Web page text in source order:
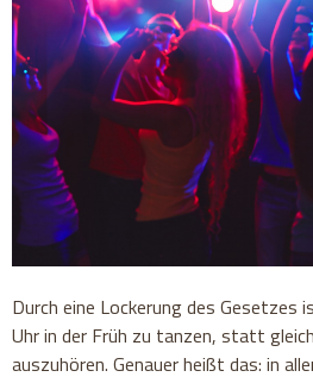
Durch eine Lockerung des Gesetzes
Uhr in der Früh zu tanzen, statt
auszuhören. Genauer heißt das: in